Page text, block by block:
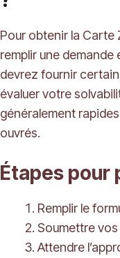
Pour obtenir la Carte
remplir une demande
devrez fournir
évaluer votre
généralement
ouvrés.
Étapes pour
Remplir le
Soumettre
Attendre